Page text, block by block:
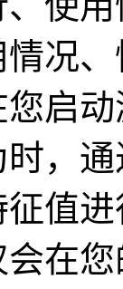
况
启
，
值
在